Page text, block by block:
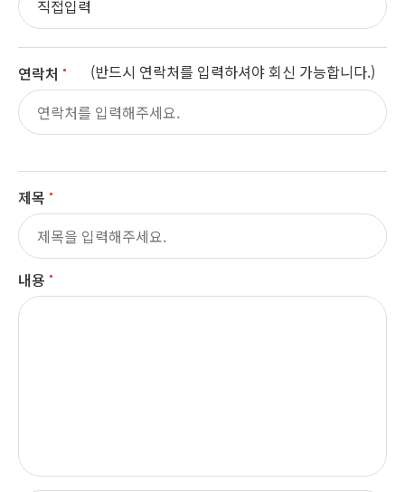
연락처 (반드시 연락처를 입력하셔야 회신 가능합니다.)
제목
내용